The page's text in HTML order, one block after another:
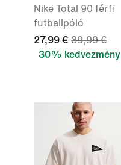
Nike Total 90 férfi
futballpóló
27,99 € 39,99 €
30% kedvezmény